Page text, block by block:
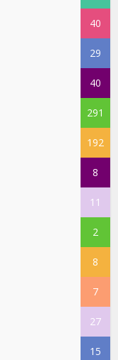
40
29
40
291
192
8
11
2
8
7
27
15